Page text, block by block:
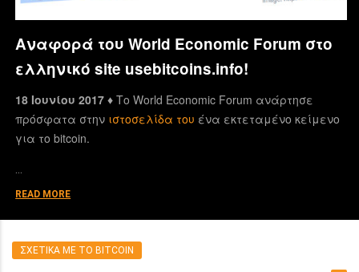
Αναφορά του World Economic Forum στο
ελληνικό site usebitcoins.info!
18 Ιουνίου 2017 ♦Το World Economic Forum ανάρτησε
πρόσφατα στην ιστοσελίδα του ένα εκτεταμένο κείμενο
για το bitcoin.
READ MORE
ΣΧΕΤΙΚΑ ΜΕ ΤΟ BITCOIN